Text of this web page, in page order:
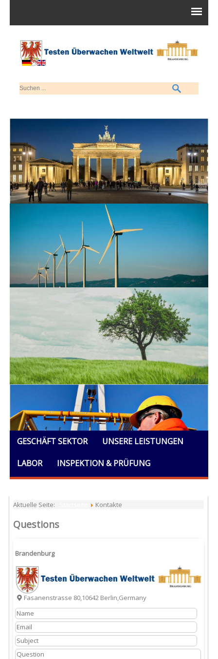
GESCHÄFT SEKTOR UNSERE LEISTUNGEN
LABOR INSPEKTION & PRÜFUNG
Aktuelle Seite: Kontakte
Questions
Brandenburg
Fasanenstrasse 80,10642 Berlin,Germany